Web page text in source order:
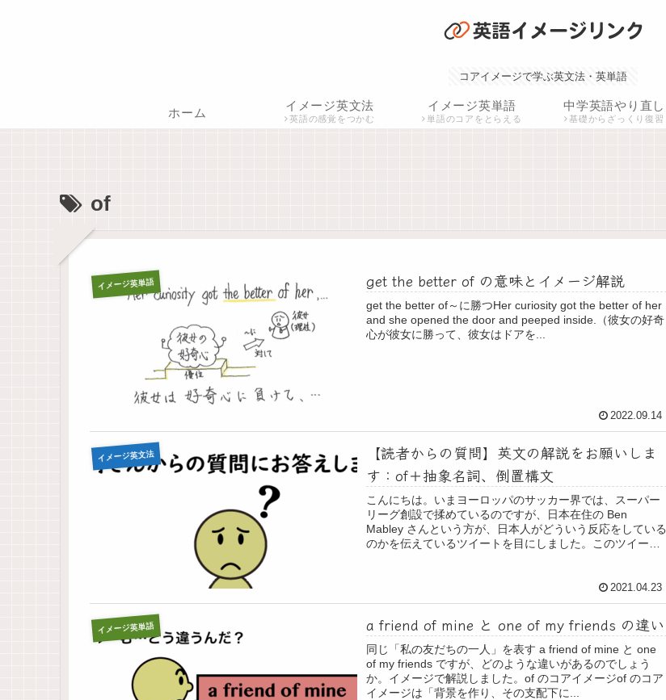
コアイメージで学ぶ英文法・英単語
ホーム イメージ英文法
英語の感覚をつかむ
イメージ英単語
単語のコアをとらえる
中学英語やり直し
基礎からざっくり復習
of
イメージ英単語 get the better of の意味とイメージ解説
get the better of～に勝つHer curiosity got the better of her
and she opened the door and peeped inside.（彼女の好奇
心が彼女に勝って、彼女はドアを...
2022.09.14
イメージ英文法
【読者からの質問】英文の解説をお願いしま
す：of＋抽象名詞、倒置構文
こんにちは。いまヨーロッパのサッカー界では、スーパー
リーグ創設で揉めているのですが、日本在住の Ben
Mabley さんという方が、日本人がどういう反応をしている
のかを伝えているツイートを目にしました。このツイート
2021.04.23
イメージ英単語 a friend of mine と one of my friends の違い
同じ「私の友だちの一人」を表す a friend of mine と one
of my friends ですが、どのような違いがあるのでしょう
か。イメージで解説しました。of のコアイメージof のコア
イメージは「背景を作り、その支配下に...